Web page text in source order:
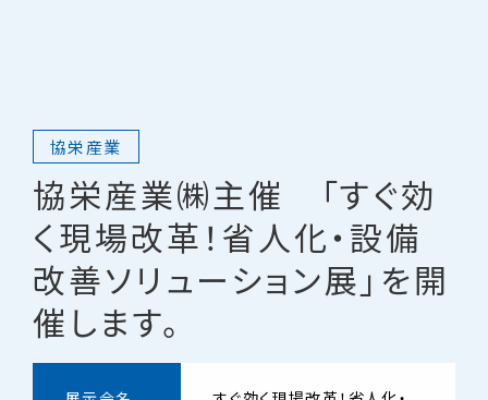
協栄産業
協栄産業㈱主催 「すぐ効
く現場改革！省人化・設備
改善ソリューション展」を開
催します。